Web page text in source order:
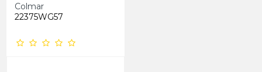
Colmar
22375WG57